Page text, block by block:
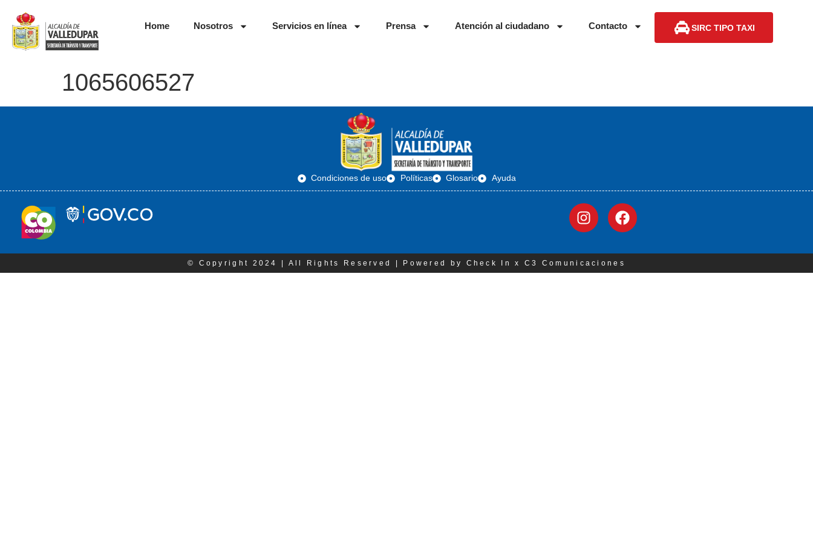
Home Nosotros Servicios en línea Prensa Atención al ciudadano Contacto SIRC TIPO TAXI
1065606527
Condiciones de uso Políticas Glosario Ayuda
© Copyright 2024 | All Rights Reserved | Powered by Check In x C3 Comunicaciones